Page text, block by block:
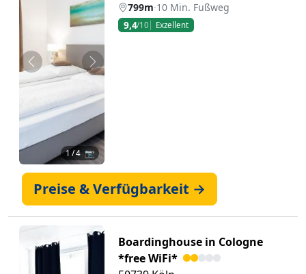
Zurück Weiter
1 / 4 📷
799m·10 Min. Fußweg
9,4/10 Exzellent
Preise & Verfügbarkeit →
Boardinghouse in Cologne
*free WiFi*